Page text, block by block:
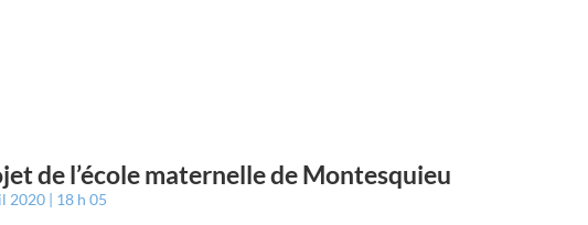
de l’école maternelle de Montesquieu
2020 18 h 05